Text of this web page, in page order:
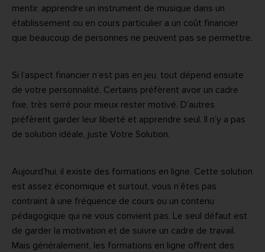
mentir, apprendre un instrument de musique dans un
établissement ou en cours particulier a un coût financier
que beaucoup de personnes ne peuvent pas se permettre.
Si l’aspect financier n’est pas en jeu, tout dépend ensuite
de votre personnalité. Certains préfèrent avoir un cadre
fixe, très serré pour mieux rester motivé. D’autres
préfèrent garder leur liberté et apprendre seul. Il n’y a pas
de solution idéale, juste Votre Solution.
Aujourd’hui, il existe des formations en ligne. Cette solution
est assez économique et surtout, vous n’êtes pas
contraint à une fréquence de cours ou un contenu
pédagogique qui ne vous convient pas. Le seul défaut est
de garder la motivation et de suivre un cadre de travail.
Mais généralement, les formations en ligne offrent des